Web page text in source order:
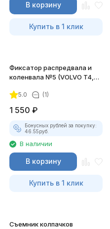
В корзину
Купить в 1 клик
Фиксатор распредвала и
коленвала №5 (VOLVO T4,
5.0 (1)
1 550 ₽
Бонусных рублей за покупку:
46.55руб.
В наличии
В корзину
Купить в 1 клик
Съемник колпачков